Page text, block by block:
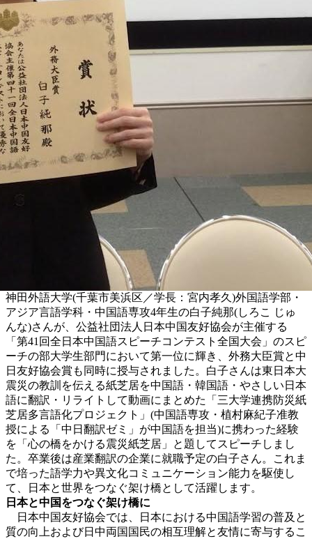
神田外語大学(千葉市美浜区／学長：宮内孝久)外国語学部・
アジア言語学科・中国語専攻4年生の白子純那(しろこ じゅ
んな)さんが、公益社団法人日本中国友好協会が主催する
「第41回全日本中国語スピーチコンテスト全国大会」のスピ
ーチの部大学生部門において第一位に輝き、外務大臣賞と中
日友好協会賞も同時に授与されました。白子さんは東日本大
震災の教訓を伝える紙芝居を中国語・韓国語・やさしい日本
語に翻訳・リライトして動画にまとめた「三大学連携防災紙
芝居多言語化プロジェクト」(中国語専攻・植村麻紀子准教
授による「中日翻訳ゼミ」が中国語を担当)に携わった経験
を「心の橋をかける震災紙芝居」と題してスピーチしまし
た。卒業後は産業翻訳の企業に就職予定の白子さん。これま
で培った語学力や異文化コミュニケーション能力を駆使し
て、日本と世界をつなぐ架け橋として活躍します。
日本と中国をつなぐ架け橋に
日本中国友好協会では、日本における中国語学習の普及と
質の向上および日中両国国民の相互理解と友情に寄与するこ